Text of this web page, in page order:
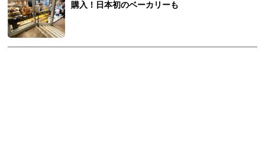
購入！日本初のベーカリーも